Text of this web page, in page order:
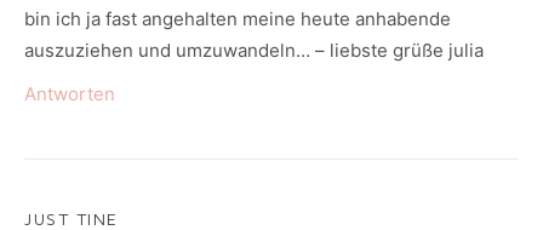
bin ich ja fast angehalten meine heute anhabende
auszuziehen und umzuwandeln… – liebste grüße julia
Antworten
JUST TINE